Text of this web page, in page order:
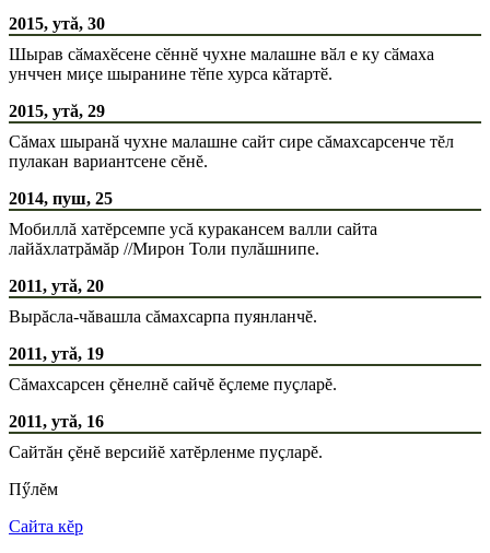
2015, утă, 30
Шырав сӑмахӗсене сӗннӗ чухне малашне вӑл е ку сӑмаха
унччен миҫе шыранине тӗпе хурса кӑтартӗ.
2015, утă, 29
Сăмах шыранӑ чухне малашне сайт сире сăмахсарсенче тĕл
пулакан вариантсене сĕнĕ.
2014, пуш, 25
Мобиллă хатĕрсемпе усă куракансем валли сайта
лайăхлатрăмăр //Мирон Толи пулăшнипе.
2011, утă, 20
Вырăсла-чăвашла сăмахсарпа пуянланчĕ.
2011, утă, 19
Сăмахсарсен çĕнелнĕ сайчĕ ĕçлеме пуçларĕ.
2011, утă, 16
Сайтăн çĕнĕ версийĕ хатĕрленме пуçларĕ.
Пӳлĕм
Сайта кĕр